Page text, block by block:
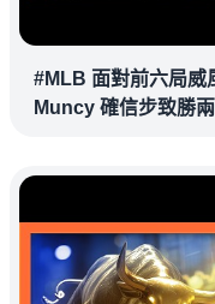
#MLB 面對前六局威
Muncy 確信步致勝